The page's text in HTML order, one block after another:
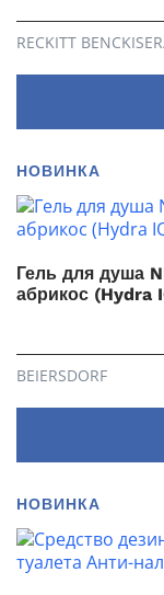
RECKITT
НОВИНКА
Гель для душа
абрикос (Hydra
BEIERSDORF
НОВИНКА